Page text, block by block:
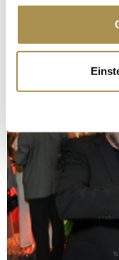
Cookie-Erklärung
Trigger Symbol
erfassen,
bestimmten
Erfahren Sie mehr
verarbeitet werden,
Abschnitt
Wir verwenden
personalisieren,